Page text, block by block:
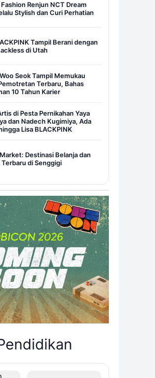
Renjun NCT Dream
Stylish dan Curi Perhatian
Tampil Berani dengan
di Utah
Seok Tampil Memukau
Terbaru, Bahas
10 Tahun Karier
di Pesta Pernikahan Yaya
dan Nadech Kugimiya, Ada
Lisa BLACKPINK
Destinasi Belanja dan
Terbaru di Senggigi